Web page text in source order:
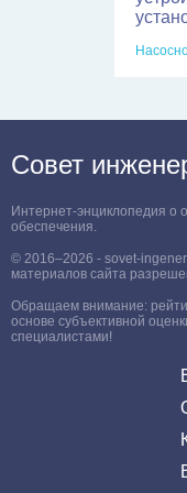
Совет
Интернет-энциклопедия о
обеспечения.
© 2016–2026 - sovet-
материалов сайта
Обращаем внимание:
основе субъективной
специалистами!